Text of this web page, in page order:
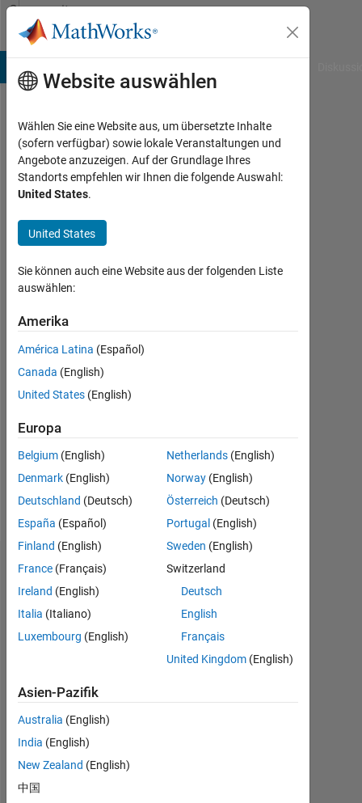
Weiter zum Inhalt
Community
Profile
Andrew
Jones
Last
etwa
3
Jahre
Aktiv
seit
2019
0
Following:
0
Follow
Dashboard
Statistik
All MATLAB Answers File Exchange
BEITRÄGE L
1
2
Website auswählen
Wählen Sie eine Website aus, um übersetzte Inhalte
(sofern verfügbar) sowie lokale Veranstaltungen und
Angebote anzuzeigen. Auf der Grundlage Ihres
Standorts empfehlen wir Ihnen die folgende Auswahl:
United States.
United States
Sie können auch eine Website aus der folgenden Liste
auswählen:
Amerika
América Latina (Español)
Canada (English)
United States (English)
Europa
Belgium (English)
Denmark (English)
Deutschland (Deutsch)
España (Español)
Finland (English)
France (Français)
Ireland (English)
Italia (Italiano)
Luxembourg (English)
Netherlands (English)
Norway (English)
Österreich (Deutsch)
Portugal (English)
Sweden (English)
Switzerland
Deutsch
English
Français
United Kingdom (English)
Asien-Pazifik
Australia (English)
India (English)
New Zealand (English)
中国